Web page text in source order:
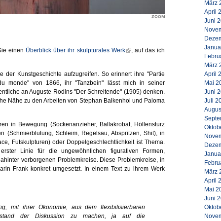
einen Überblick über ihr skulpturales Werk , auf das ich
der Kunstgeschichte aufzugreifen. So erinnert ihre "Partie
monde" von 1866, ihr "Tanzbein" lässt mich in seiner
an Auguste Rodins "Der Schreitende" (1905) denken.
Nähe zu den Arbeiten von Stephan Balkenhol und Paloma
in Bewegung (Sockenanzieher, Ballakrobat, Höllensturz
(Schmierblutung, Schleim, Regelsau, Abspritzen, Shit), in
Futskulpturen) oder Doppelgeschlechtlichkeit ist Thema.
Linie für die ungewöhnlichen figurativen Formen,
verborgenen Problemkreise. Diese Problemkreise, in
Frank konkret umgesetzt. In einem Text zu ihrem Werk
mit ihrer Ökonomie, aus dem flexibilisierbaren
der Diskussion zu machen, ja auf die
März
April
Juni
März
April
Mai
Juni
Juli
März
April
Mai
Juni